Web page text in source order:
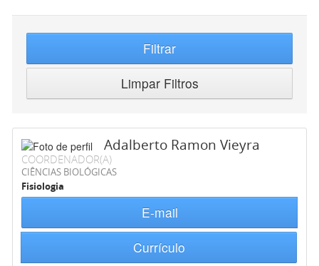
Filtrar
Limpar Filtros
Adalberto Ramon Vieyra
COORDENADOR(A)
CIÊNCIAS BIOLÓGICAS
Fisiologia
E-mail
Currículo